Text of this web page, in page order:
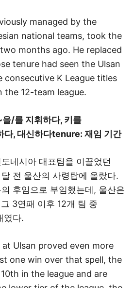
managed by the
national teams, took the
months ago. He replaced
tenure had seen the Ulsan
consecutive K League titles
the 12-team league.
/를 지휘하다, 키를
, 대신하다tenure: 재임 기간
네시아 대표팀을 이끌었던
전 울산의 사령탑에 올랐다.
후임으로 부임했는데, 울산은
3연패 이후 12개 팀 중
였다.
at Ulsan proved even more
one win over that spell, the
in the league and are